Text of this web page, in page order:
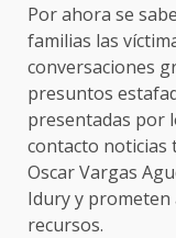
Por ahora se
familias las
conversaciones
presuntos
presentadas por
contacto noticias
Oscar Vargas
Idury y prometen
recursos.